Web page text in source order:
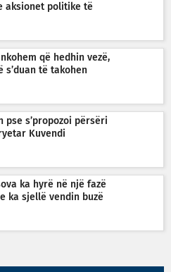
aksionet politike të
që hedhin vezë,
s’duan të takohen
pse s’propozoi përsëri
Kuvendi
ka hyrë në një fazë
ka sjellë vendin buzë